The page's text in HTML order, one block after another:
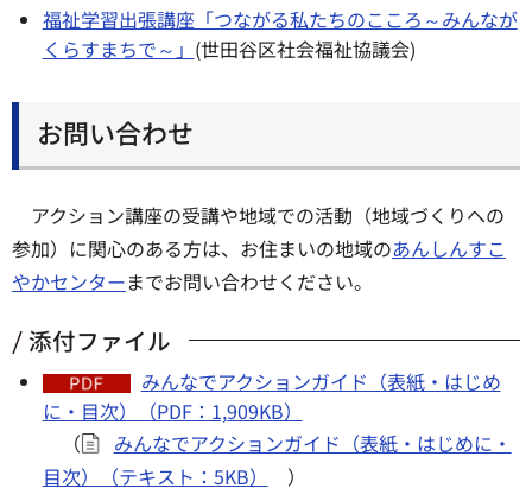
福祉学習出張講座「つながる私たちのこころ～みんなが
くらすまちで～」 (世田谷区社会福祉協議会)
お問い合わせ
アクション講座の受講や地域での活動（地域づくりへの
参加）に関心のある方は、お住まいの地域のあんしんすこ
やかセンターまでお問い合わせください。
添付ファイル
みんなでアクションガイド（表紙・はじめ
に・目次）（PDF：1,909KB）
（
みんなでアクションガイド（表紙・はじめに・
目次）（テキスト：5KB）
）